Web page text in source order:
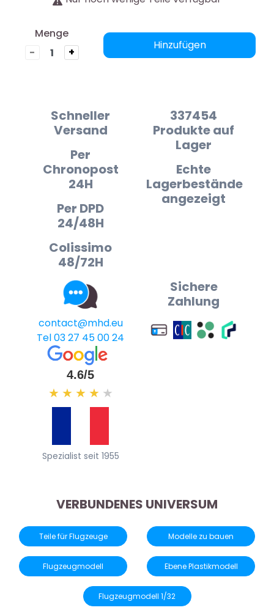
Menge
-
+
Hinzufügen
Schneller
Versand
Per
Chronopost
24H
Per DPD
24/48H
Colissimo
48/72H
337454
Produkte auf
Lager
Echte
Lagerbestände
angezeigt
contact@mhd.eu
Tel 03 27 45 00 24
Sichere
Zahlung
4.6/5
★ ★ ★ ★ ★
Spezialist seit 1955
VERBUNDENES UNIVERSUM
Teile für Flugzeuge Modelle zu bauen
Flugzeugmodell Ebene Plastikmodell
Flugzeugmodell 1/32